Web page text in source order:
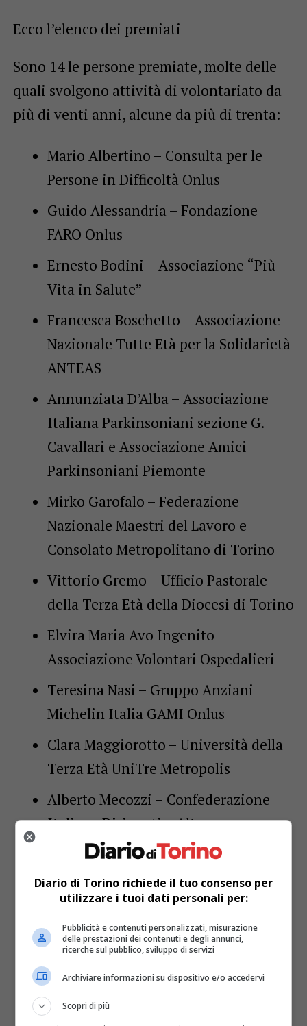
Ecco l’elenco dei premiati
Sono 14 le persone premiate, molte delle
quali svolgono attività di volontariato da
più di venti anni, alcune da più di trenta:
Mario Albertino – Consulta per le
Persone in Difficoltà Onlus
Guido Alessandria – Fondazione
FARO Onlus
Ernesto Bodini – Associazione “Più
Vita in Salute”
Francesca Boschetto – Associazione
Nazionale Tutte Età per la Solidarietà
ANTEAS
Annunziata D’Alba – Associazione
Italiana Parkinsoniani sezione G.
Cavallari e Associazione Amici
Parkinsoniani Piemonte
Mirko Garofalo – Federazione
Nazionale Maestri del Lavoro e
Consolato Metropolitano di Torino
Vittorio Gremo – Ufficio Pastorale
della Terza Età della Diocesi di Torino
Elvira Maria Avo Ingenito –
Associazione Volontari Ospedalieri
Teresina Nasi – Gruppo Anziani
Michelin Italia GAMI Onlus
Clara Maggiorotto – Università della
Terza Età UniTre Metropolis
Alberto Mecozzi – Confederazione
Italiana Dirigenti e Alte
Professionalità e CIDA Piemonte
Anna Maria Manassero –
Associazione Volontariato
Cottolenghino Avc
Luciano Varetto – Associazione
Seniores Anziende Fiat U.G.A.F.
Gianluigi Zopegni – Seniores
Diario di Torino richiede il tuo consenso per
utilizzare i tuoi dati personali per:
Pubblicità e contenuti personalizzati, misurazione
delle prestazioni dei contenuti e degli annunci,
ricerche sul pubblico, sviluppo di servizi
Archiviare informazioni su dispositivo e/o accedervi
Scopri di più